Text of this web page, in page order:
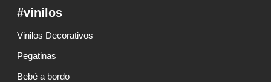
#vinilos
Vinilos Decorativos
Pegatinas
Bebé a bordo